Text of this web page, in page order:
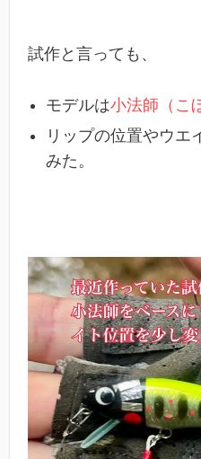
試作と言っても、
モデルは小法師（こ
リップの位置やウエ
みた。